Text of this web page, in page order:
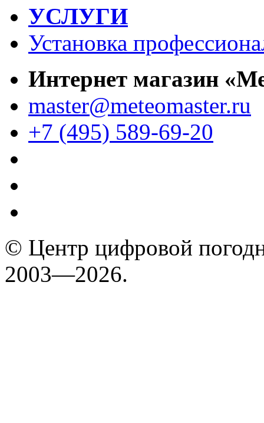
УСЛУГИ
Установка
Интернет магазин
master@meteomaster.ru
+7 (495) 589-69-20
© Центр цифровой
2003—2026.